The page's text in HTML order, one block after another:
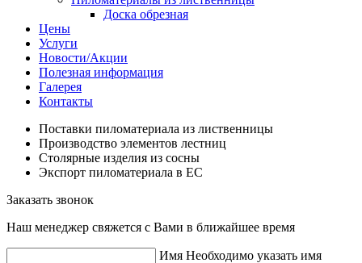
Доска обрезная
Цены
Услуги
Новости/Акции
Полезная информация
Галерея
Контакты
Поставки пиломатериала из лиственницы
Производство элементов лестниц
Столярные изделия из сосны
Экспорт пиломатериала в ЕС
Заказать звонок
Наш менеджер свяжется с Вами в ближайшее время
Имя Необходимо указать имя